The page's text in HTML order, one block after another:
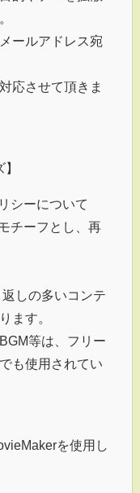
ールアドレス宛
応させて頂きま
シーについて
チーフとし、再
しの多いコンテ
ます。
等は、フリー
も使用されてい
を使用し